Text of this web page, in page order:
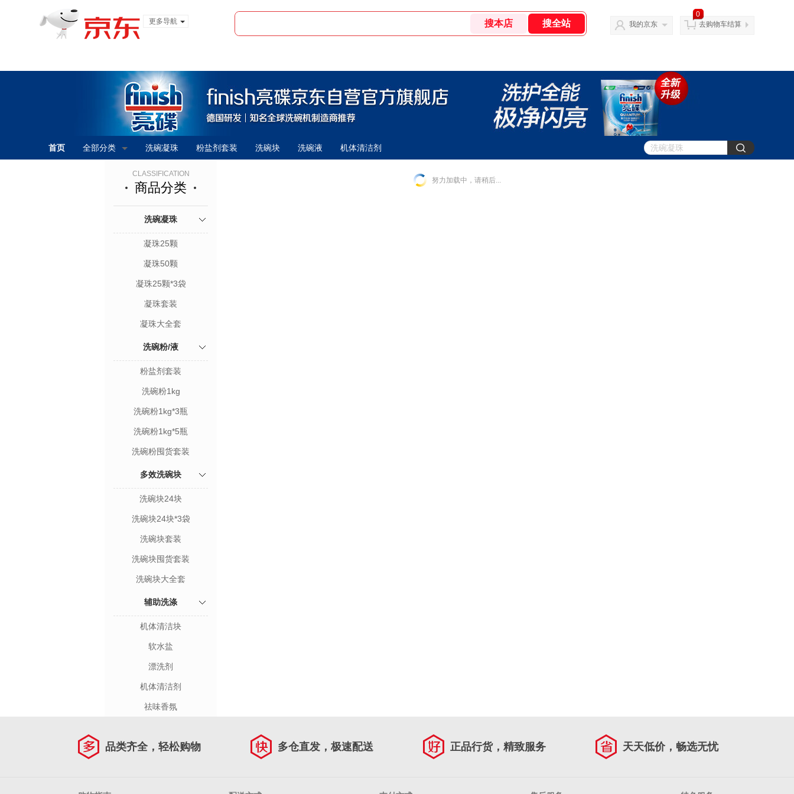
更多导航
我的京东
0
去购物车结算
首页 全部分类 洗碗凝珠 粉盐剂套装 洗碗块 洗碗液 机体清洁剂
CLASSIFICATION
商品分类
洗碗凝珠
凝珠25颗
凝珠50颗
凝珠25颗*3袋
凝珠套装
凝珠大全套
洗碗粉/液
粉盐剂套装
洗碗粉1kg
洗碗粉1kg*3瓶
洗碗粉1kg*5瓶
洗碗粉囤货套装
多效洗碗块
洗碗块24块
洗碗块24块*3袋
洗碗块套装
洗碗块囤货套装
洗碗块大全套
辅助洗涤
机体清洁块
软水盐
漂洗剂
机体清洁剂
祛味香氛
努力加载中，请稍后...
品类齐全，轻松购物 多仓直发，极速配送 正品行货，精致服务 天天低价，畅选无忧